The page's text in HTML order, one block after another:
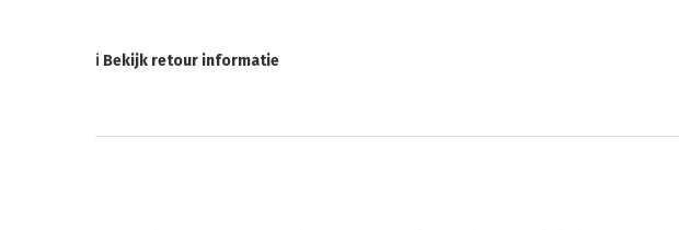
ℹ Bekijk retour informatie